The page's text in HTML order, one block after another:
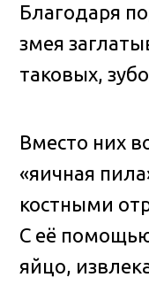
Благодаря
змея
таковых,
Вместо них
«яичная
костными
С её
яйцо,